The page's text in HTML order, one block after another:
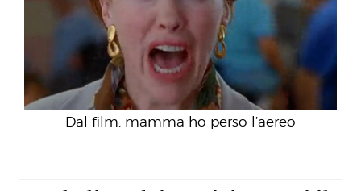
Dal film: mamma ho perso l’aereo